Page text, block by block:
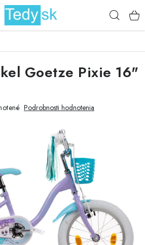
Goetze Pixie 16"
Podrobnosti hodnotenia